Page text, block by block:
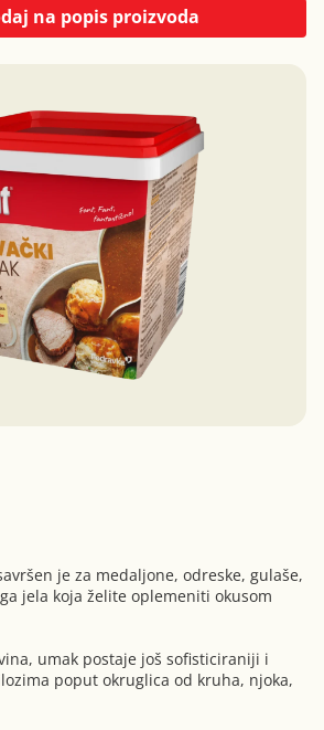
na popis proizvoda
je za medaljone, odreske, gulaše,
jela koja želite oplemeniti okusom
umak postaje još sofisticiraniji i
poput okruglica od kruha, njoka,